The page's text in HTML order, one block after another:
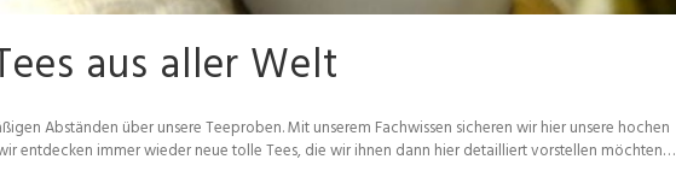
aus aller Welt
Abständen über unsere Teeproben. Mit unserem Fachwissen sicheren wir hier unsere hochen
entdecken immer wieder neue tolle Tees, die wir ihnen dann hier detailliert vorstellen möchten…